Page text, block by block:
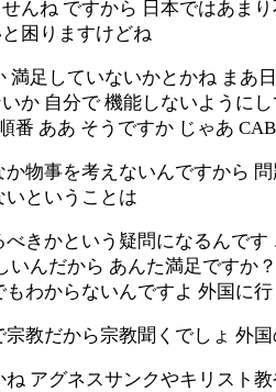
んね ですから 日本ではあま
困りますけどね
満足していないかとかね ま
か 自分で 機能しないように
番 ああ そうですか じゃあ
物事を考えないんですから
いということは
きかという疑問になるんで
んだから あんた満足です
わからないんですよ 外国に
教だから宗教聞くでしょ 外
アグネスサンクやキリスト